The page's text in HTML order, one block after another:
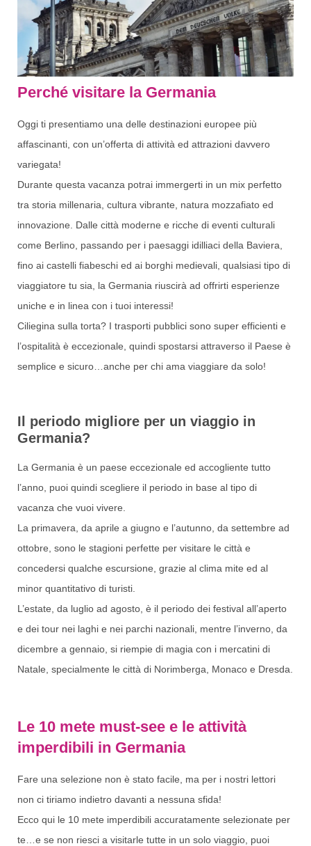
Perché visitare la Germania
Oggi ti presentiamo una delle destinazioni europee più
affascinanti, con un’offerta di attività ed attrazioni davvero
variegata!
Durante questa vacanza potrai immergerti in un mix perfetto
tra storia millenaria, cultura vibrante, natura mozzafiato ed
innovazione. Dalle città moderne e ricche di eventi culturali
come Berlino, passando per i paesaggi idilliaci della Baviera,
fino ai castelli fiabeschi ed ai borghi medievali, qualsiasi tipo di
viaggiatore tu sia, la Germania riuscirà ad offrirti esperienze
uniche e in linea con i tuoi interessi!
Ciliegina sulla torta? I trasporti pubblici sono super efficienti e
l’ospitalità è eccezionale, quindi spostarsi attraverso il Paese è
semplice e sicuro…anche per chi ama viaggiare da solo!
Il periodo migliore per un viaggio in
Germania?
La Germania è un paese eccezionale ed accogliente tutto
l’anno, puoi quindi scegliere il periodo in base al tipo di
vacanza che vuoi vivere.
La primavera, da aprile a giugno e l’autunno, da settembre ad
ottobre, sono le stagioni perfette per visitare le città e
concedersi qualche escursione, grazie al clima mite ed al
minor quantitativo di turisti.
L’estate, da luglio ad agosto, è il periodo dei festival all’aperto
e dei tour nei laghi e nei parchi nazionali, mentre l’inverno, da
dicembre a gennaio, si riempie di magia con i mercatini di
Natale, specialmente le città di Norimberga, Monaco e Dresda.
Le 10 mete must-see e le attività
imperdibili in Germania
Fare una selezione non è stato facile, ma per i nostri lettori
non ci tiriamo indietro davanti a nessuna sfida!
Ecco qui le 10 mete imperdibili accuratamente selezionate per
te…e se non riesci a visitarle tutte in un solo viaggio, puoi